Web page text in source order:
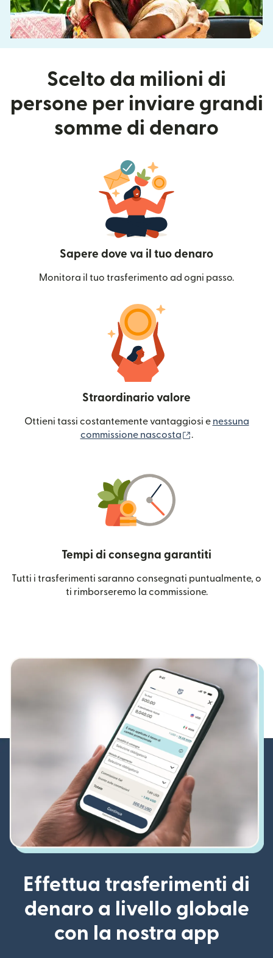
Scelto da milioni di
persone per inviare grandi
somme di denaro
Sapere dove va il tuo denaro
Monitora il tuo trasferimento ad ogni passo.
Straordinario valore
Ottieni tassi costantemente vantaggiosi e nessuna
commissione nascosta
.
Tempi di consegna garantiti
Tutti i trasferimenti saranno consegnati puntualmente, o
ti rimborseremo la commissione.
Effettua trasferimenti di
denaro a livello globale
con la nostra app